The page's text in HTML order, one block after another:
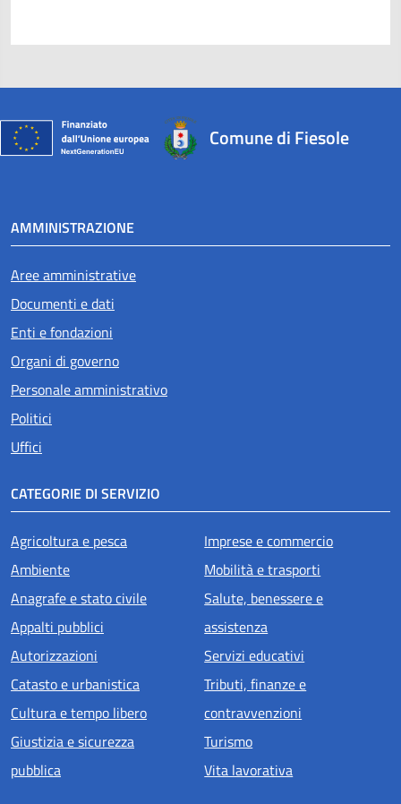
Comune di Fiesole
AMMINISTRAZIONE
Aree amministrative
Documenti e dati
Enti e fondazioni
Organi di governo
Personale amministrativo
Politici
Uffici
CATEGORIE DI SERVIZIO
Agricoltura e pesca
Ambiente
Anagrafe e stato civile
Appalti pubblici
Autorizzazioni
Catasto e urbanistica
Cultura e tempo libero
Giustizia e sicurezza
pubblica
Imprese e commercio
Mobilità e trasporti
Salute, benessere e
assistenza
Servizi educativi
Tributi, finanze e
contravvenzioni
Turismo
Vita lavorativa